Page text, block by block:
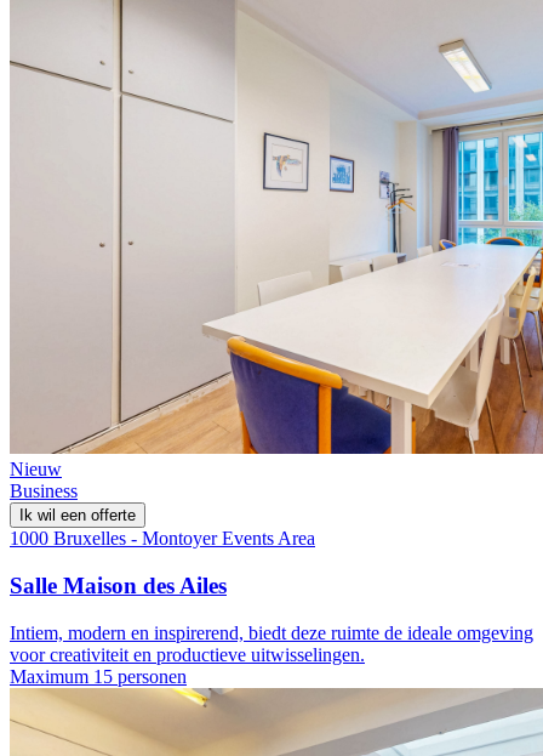
Nieuw
Business
Ik wil een offerte
1000 Bruxelles - Montoyer Events Area
Salle Maison des Ailes
Intiem, modern en inspirerend, biedt deze ruimte de ideale omgeving
voor creativiteit en productieve uitwisselingen.
Maximum 15 personen